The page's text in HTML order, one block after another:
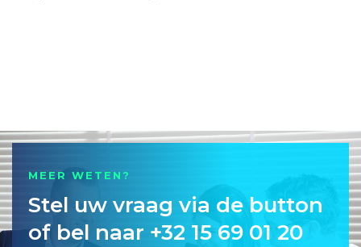
MEER WETEN?
Stel uw vraag via de button
of bel naar +32 15 69 01 20